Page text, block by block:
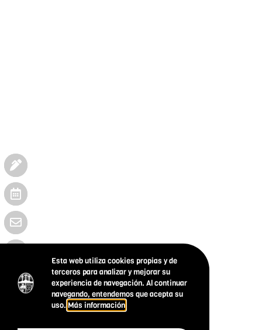
Esta web utiliza cookies propias y de
terceros para analizar y mejorar su
experiencia de navegación. Al continuar
navegando, entendemos que acepta su
uso. Más información